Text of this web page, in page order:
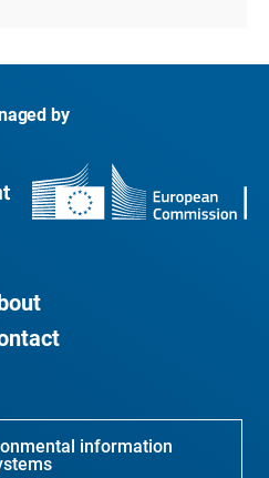
by
information